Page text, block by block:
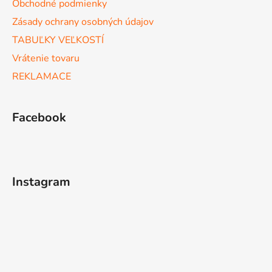
s
Obchodné podmienky
Zásady ochrany osobných údajov
TABUĽKY VEĽKOSTÍ
Vrátenie tovaru
REKLAMACE
Facebook
Instagram